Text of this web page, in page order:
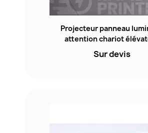
Projecteur panneau
attention chariot
Sur devis